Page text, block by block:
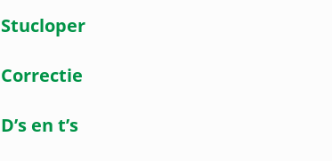
Stucloper
Correctie
D’s en t’s